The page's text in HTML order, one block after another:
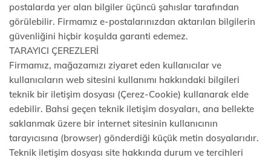
postalarda yer alan bilgiler üçüncü şahıslar tarafından
görülebilir. Firmamız e-postalarınızdan aktarılan bilgilerin
güvenliğini hiçbir koşulda garanti edemez.
TARAYICI ÇEREZLERİ
Firmamız, mağazamızı ziyaret eden kullanıcılar ve
kullanıcıların web sitesini kullanımı hakkındaki bilgileri
teknik bir iletişim dosyası (Çerez-Cookie) kullanarak elde
edebilir. Bahsi geçen teknik iletişim dosyaları, ana bellekte
saklanmak üzere bir internet sitesinin kullanıcının
tarayıcısına (browser) gönderdiği küçük metin dosyalarıdır.
Teknik iletişim dosyası site hakkında durum ve tercihleri